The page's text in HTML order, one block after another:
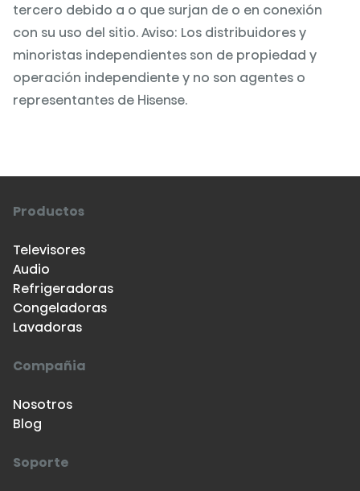
tercero debido a o que surjan de o en conexión
con su uso del sitio. Aviso: Los distribuidores y
minoristas independientes son de propiedad y
operación independiente y no son agentes o
representantes de Hisense.
Productos
Televisores
Audio
Refrigeradoras
Congeladoras
Lavadoras
Compañia
Nosotros
Blog
Soporte